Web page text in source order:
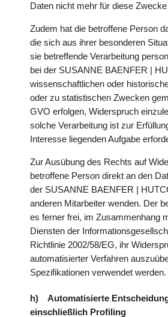
Daten nicht mehr für diese
Zudem hat die betroffene Person
die sich aus ihrer besonderen
sie betreffende Verarbeitung
bei der SUSANNE BAENFER |
wissenschaftlichen oder
oder zu statistischen Zwecken
GVO erfolgen, Widerspruch
solche Verarbeitung ist zur
Interesse liegenden Aufgabe
Zur Ausübung des Rechts auf
betroffene Person direkt an den
der SUSANNE BAENFER |
anderen Mitarbeiter wenden. Der
es ferner frei, im Zusammenhang
Diensten der
Richtlinie 2002/58/EG, ihr
automatisierter Verfahren
Spezifikationen verwendet werden.
h) Automatisierte
einschließlich Profiling